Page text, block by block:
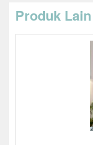
Produk Lain